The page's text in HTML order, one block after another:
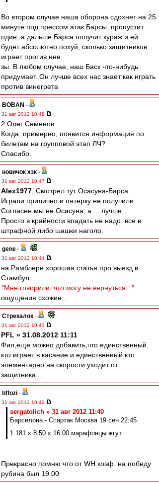
Во втором случае наша оборона сдохнет на 25
минуте под прессом атак Барсы, пропустит
один, а дальше Барса получит кураж и ей
будет абсолютно похуй, сколько защитников
играет против нее.
зы. В любом случае, наш Баск что-нибудь
придумает. Он лучше всех нас знает как играть
против винегрета
BOBAN -
31 авг 2012 10:48
2 Олег Семенов
Когда, примерно, появится информация по
билетам на групповой этап ЛЧ?
Спасибо.
новичок хзк -
31 авг 2012 10:47
Alex1977 , Смотрел тут Осасуна-Барса.
Играли прилично и пятерку не получили.
Согласен мы не Осасуна, а ... лучше.
Просто в крайности впадать не надо: все в
штрафной либо шашки наголо.
gene -
31 авг 2012 10:44
на Рамблере хорошая статья про выезд в
Стамбул:
"Мне говорили, что могу не вернуться..."
ощущения схожие...
Стрекалок -
31 авг 2012 10:43
PFL » 31.08.2012 11:11
Фил,еще можно добавить,что единственный
кто играет в касание и единственный кто
элементарно на скорости уходит от
защитника...
tiffozi -
31 авг 2012 10:42
sergatolich » 31 авг 2012 11:40
Барселона - Спартак Москва 19 сен 22:45
1.181 х 8.50 х 16.00 марафонцы жгут
Прекрасно помню что от WH коэф. на победу
рубина был 19.00